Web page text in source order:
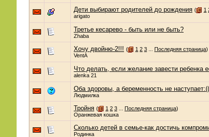
Дети выбирают родителей до рождения ( 1
arigato
Третье кесарево - быть или не быть?
Zhaba
Хочу двойню-2!!! ( 1 2 3... Последняя страница)
VentA
Что делать, если желание завести ребенка
alenka 21
Оба здоровы, а беременность не
Людмилка
Тройня ( 1 2 3... Последняя страница)
Оранжевая кошка
Сколько детей в семье-как достичь
Родинка